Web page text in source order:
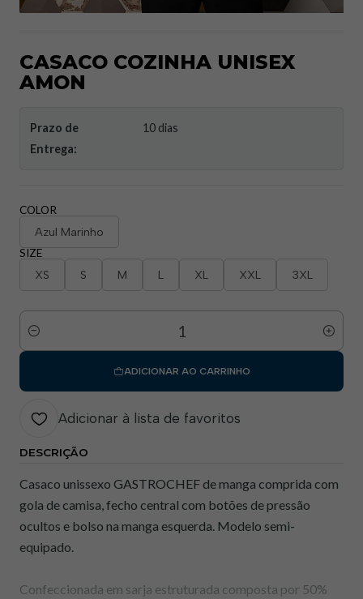
CASACO COZINHA UNISEX
AMON
Prazo de
Entrega:
10 dias
COLOR
Azul Marinho
SIZE
XS S M L XL XXL 3XL
Quantidade
ADICIONAR AO CARRINHO
Adicionar à lista de favoritos
DESCRIÇÃO
Casaco unissexo GASTROCHEF de manga comprida com
gola de camisa, fecho central com botões de pressão
ocultos e bolso na manga esquerda. Modelo semi-
equipado.
Confeccionada em sarja estruturada composta por 50%